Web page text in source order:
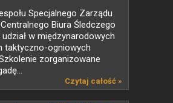
Specjalnego Zarządu
Biura Śledczego
w międzynarodowych
taktyczno-ogniowych
zorganizowane
Czytaj całość »